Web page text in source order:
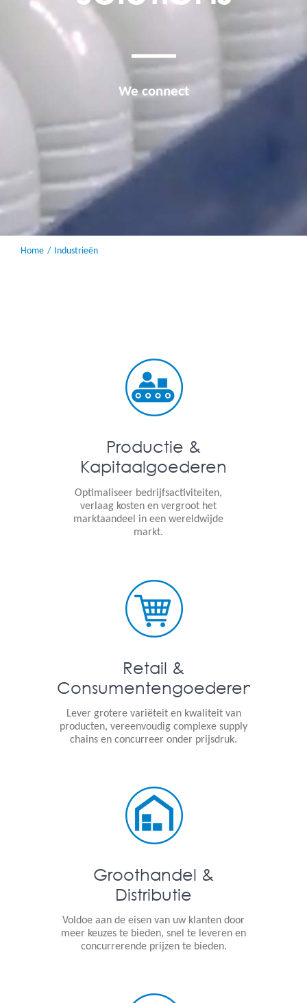
We connect
Home Industrieën
Productie &
Kapitaalgoederen
Optimaliseer bedrijfsactiviteiten,
verlaag kosten en vergroot het
marktaandeel in een wereldwijde
markt.
Retail &
Consumentengoederen
Lever grotere variëteit en kwaliteit van
producten, vereenvoudig complexe supply
chains en concurreer onder prijsdruk.
Groothandel &
Distributie
Voldoe aan de eisen van uw klanten door
meer keuzes te bieden, snel te leveren en
concurrerende prijzen te bieden.